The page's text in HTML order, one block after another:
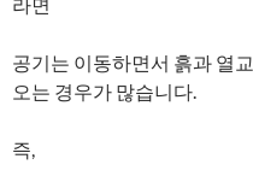
공기는 이동하면서 흙과 열
오는 경우가 많습니다.
즉,